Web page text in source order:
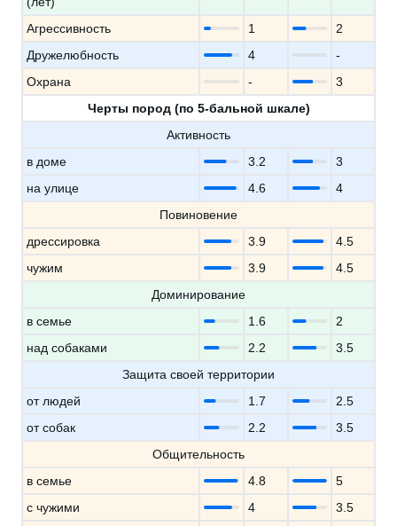
Агрессивность 1
2
Дружелюбность
4
-
Охрана
-
3
Черты пород (по 5-бальной шкале)
Активность
в доме
3.2
3
на улице
4.6
4
Повиновение
дрессировка
3.9
4.5
чужим
3.9
4.5
Доминирование
в семье
1.6
2
над собаками
2.2
3.5
Защита своей территории
от людей
1.7
2.5
от собак
2.2
3.5
Общительность
в семье
4.8
5
с чужими
4
3.5